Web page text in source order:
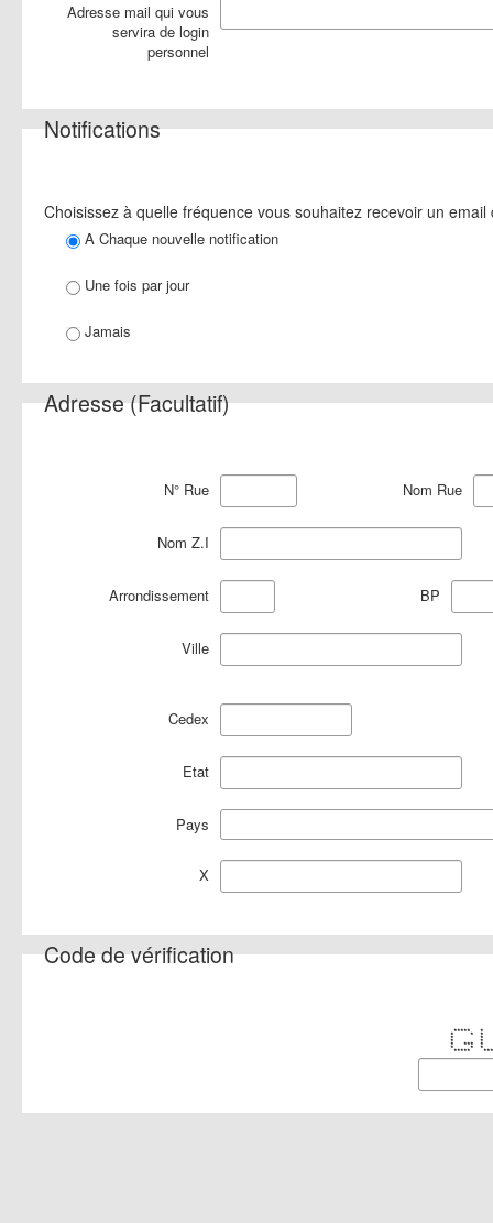
Adresse mail qui vous
servira de login
personnel
Notifications
Choisissez à quelle fréquence vous souhaitez recevoir un
A Chaque nouvelle notification
Une fois par jour
Jamais
Adresse (Facultatif)
N° Rue Nom Rue
Nom Z.I
Arrondissement BP
Ville
Cedex
Etat
Pays
X
Code de vérification
*****
* * *
* *
* *
* ***
* *
*****